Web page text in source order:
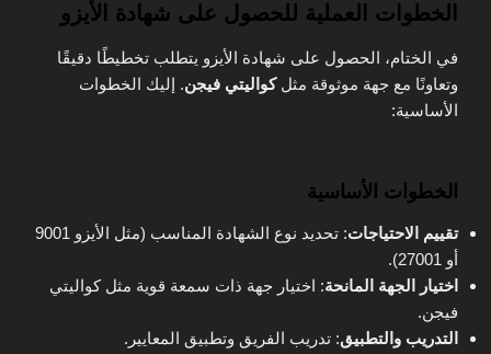
الخطوات العملية للحصول على شهادة الأيزو
في الختام، الحصول على شهادة الأيزو يتطلب تخطيطًا دقيقًا
وتعاونًا مع جهة موثوقة مثلكواليتي فيجن. إليك الخطوات
الأساسية:
الخطوات الأساسية
تقييم الاحتياجات
: تحديد نوع الشهادة المناسب (مثل الأيزو 9001
أو 27001).
اختيار الجهة المانحة: اختيار جهة ذات سمعة قوية مثل كواليتي
فيجن.
التدريب والتطبيق: تدريب الفريق وتطبيق المعايير.